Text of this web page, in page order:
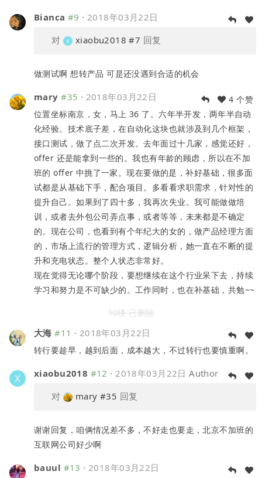
Bianca #9 · 2018年03月22日
对
xiaobu2018 #7 回复
做测试啊 想转产品 可是还没遇到合适的机会
mary #35 · 2018年03月22日
4 个赞
位置坐标南京，女，马上 36 了。六年半开发，两年半自动
化经验。技术底子差，在自动化这块也就涉及到几个框架，
接口测试，做了点二次开发。去年面过十几家，感觉还好，
offer 还是能拿到一些的。我也有年龄的顾虑，所以在不加
班的 offer 中挑了一家。现在要做的是，补好基础，很多面
试都是从基础下手，配合项目。多看看求职需求，针对性的
提升自己。如果到了四十多，我再次失业。我可能做做培
训，或者去外包公司弄点事，或者等等，未来都是不确定
的。现在公司，也看到有个年纪大的女的，做产品经理方面
的，市场上流行的管理方式，逻辑分析，她一直在不断的提
升和充电状态。整个人状态非常好。
现在觉得无论哪个阶段，要想继续在这个行业呆下去，持续
学习和努力是不可缺少的。工作同时，也在补基础，共勉~~
10楼 已删除
大海 #11 · 2018年03月22日
转行要趁早，越到后面，成本越大，不过转行也要慎重啊。
xiaobu2018 #12 · 2018年03月22日 Author
对
mary #35 回复
谢谢回复，咱俩情况差不多，不好走也要走，北京不加班的
互联网公司好少啊
bauul #13 · 2018年03月22日